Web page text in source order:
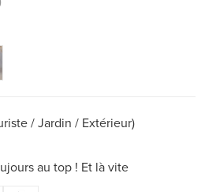
/ Jardin / Extérieur)
au top ! Et là vite